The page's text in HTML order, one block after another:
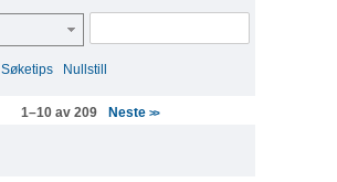
Søketips Nullstill
1–10 av 209 Neste >>